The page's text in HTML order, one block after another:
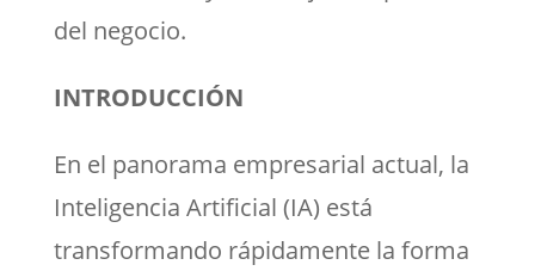
del negocio.
INTRODUCCIÓN
En el panorama empresarial actual, la
Inteligencia Artificial (IA) está
transformando rápidamente la forma